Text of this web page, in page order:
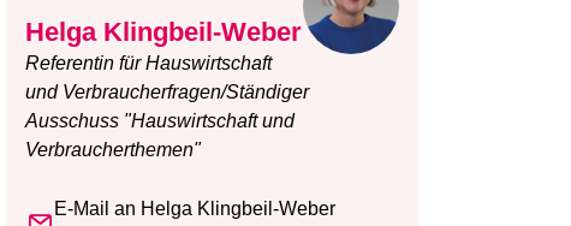
Helga Klingbeil-Weber
Referentin für Hauswirtschaft
und Verbraucherfragen/Ständiger
Ausschuss "Hauswirtschaft und
Verbraucherthemen"
E-Mail an Helga Klingbeil-Weber